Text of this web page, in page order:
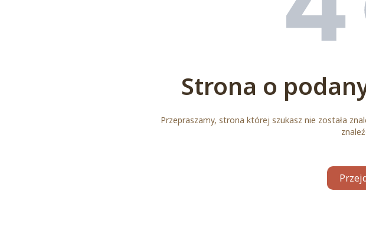
Strona o
Przepraszamy, strona której szukasz nie została